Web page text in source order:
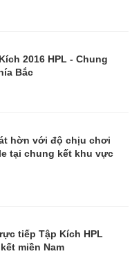
2016 HPL - Chung
Bắc
hờn với độ chịu chơi
tại chung kết khu vực
tiếp Tập Kích HPL
miền Nam